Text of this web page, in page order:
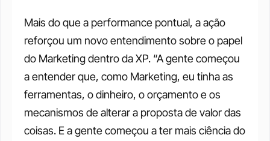
Mais do que a performance pontual, a ação
reforçou um novo entendimento sobre o papel
do Marketing dentro da XP. “A gente começou
a entender que, como Marketing, eu tinha as
ferramentas, o dinheiro, o orçamento e os
mecanismos de alterar a proposta de valor das
coisas. E a gente começou a ter mais ciência do